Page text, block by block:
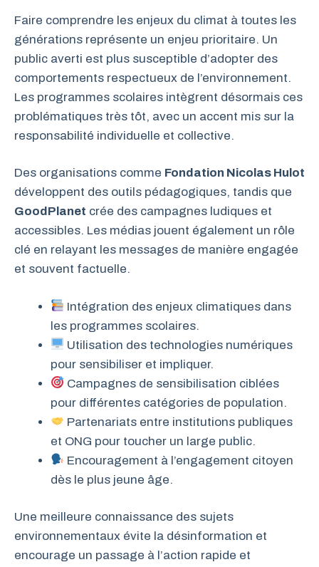
Faire comprendre les enjeux du climat à toutes les
générations représente un enjeu prioritaire. Un
public averti est plus susceptible d’adopter des
comportements respectueux de l’environnement.
Les programmes scolaires intègrent désormais ces
problématiques très tôt, avec un accent mis sur la
responsabilité individuelle et collective.
Des organisations comme Fondation Nicolas Hulot
développent des outils pédagogiques, tandis que
GoodPlanet crée des campagnes ludiques et
accessibles. Les médias jouent également un rôle
clé en relayant les messages de manière engagée
et souvent factuelle.
Intégration des enjeux climatiques dans
les programmes scolaires.
Utilisation des technologies numériques
pour sensibiliser et impliquer.
Campagnes de sensibilisation ciblées
pour différentes catégories de population.
Partenariats entre institutions publiques
et ONG pour toucher un large public.
Encouragement à l’engagement citoyen
dès le plus jeune âge.
Une meilleure connaissance des sujets
environnementaux évite la désinformation et
encourage un passage à l’action rapide et